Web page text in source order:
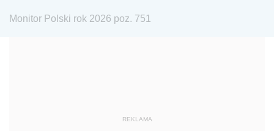
1968
Monitor Polski rok 2026 poz. 751
REKLAMA